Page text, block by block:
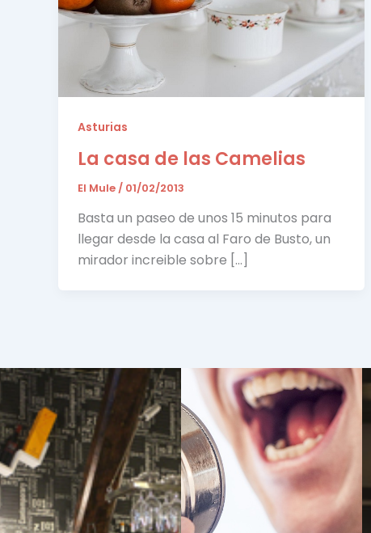
Asturias
La casa de las Camelias
El Mule / 01/02/2013
Basta un paseo de unos 15 minutos para
llegar desde la casa al Faro de Busto, un
mirador increible sobre […]